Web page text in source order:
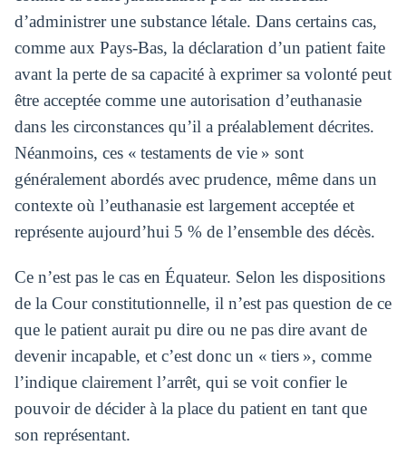
d’administrer une substance létale. Dans certains cas,
comme aux Pays-Bas, la déclaration d’un patient faite
avant la perte de sa capacité à exprimer sa volonté peut
être acceptée comme une autorisation d’euthanasie
dans les circonstances qu’il a préalablement décrites.
Néanmoins, ces « testaments de vie » sont
généralement abordés avec prudence, même dans un
contexte où l’euthanasie est largement acceptée et
représente aujourd’hui 5 % de l’ensemble des décès.
Ce n’est pas le cas en Équateur. Selon les dispositions
de la Cour constitutionnelle, il n’est pas question de ce
que le patient aurait pu dire ou ne pas dire avant de
devenir incapable, et c’est donc un « tiers », comme
l’indique clairement l’arrêt, qui se voit confier le
pouvoir de décider à la place du patient en tant que
son représentant.